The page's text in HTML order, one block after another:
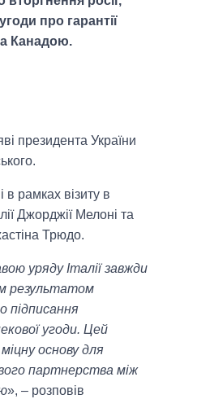
про гарантії
Канадою.
президента України
в рамках візиту в
Джорджії Мелоні та
Трюдо.
уряду Італії завжди
результатом
підписання
угоди. Цей
основу для
партнерства між
», – розповів